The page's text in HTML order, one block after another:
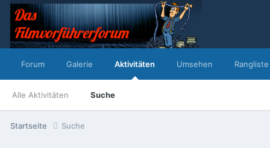
Forum Galerie Aktivitäten
Alle Aktivitäten Suche
Umsehen Rangliste
Startseite Suche